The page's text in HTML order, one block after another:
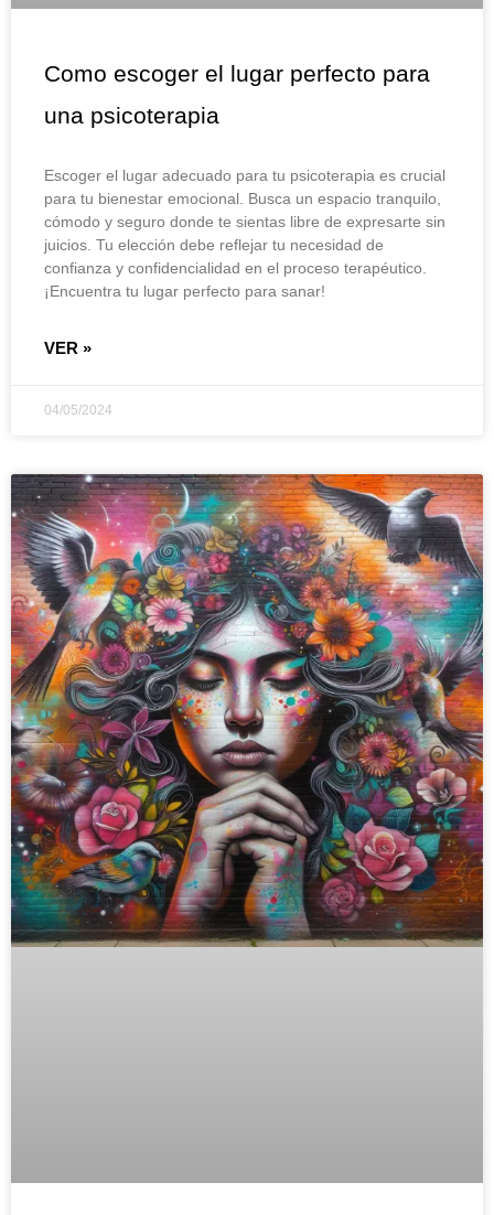
Como escoger el lugar perfecto para
una psicoterapia
Escoger el lugar adecuado para tu psicoterapia es crucial
para tu bienestar emocional. Busca un espacio tranquilo,
cómodo y seguro donde te sientas libre de expresarte sin
juicios. Tu elección debe reflejar tu necesidad de
confianza y confidencialidad en el proceso terapéutico.
¡Encuentra tu lugar perfecto para sanar!
VER »
04/05/2024